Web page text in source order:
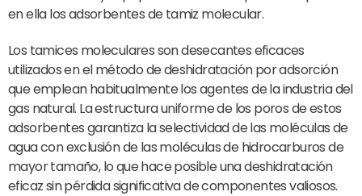
en ella los adsorbentes de tamiz molecular.
Los tamices moleculares son desecantes eficaces
utilizados en el método de deshidratación por adsorción
que emplean habitualmente los agentes de la industria del
gas natural. La estructura uniforme de los poros de estos
adsorbentes garantiza la selectividad de las moléculas de
agua con exclusión de las moléculas de hidrocarburos de
mayor tamaño, lo que hace posible una deshidratación
eficaz sin pérdida significativa de componentes valiosos.